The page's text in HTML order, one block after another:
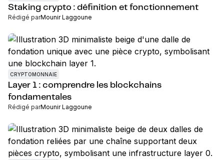
Staking crypto : définition et fonctionnement
Rédigé parMounir Laggoune
CRYPTOMONNAIE
Layer 1 : comprendre les blockchains
fondamentales
Rédigé parMounir Laggoune